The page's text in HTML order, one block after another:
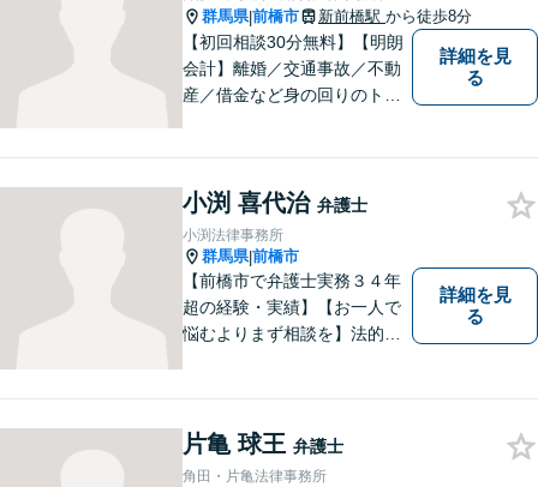
群馬県|前橋市 新前橋駅 から徒歩8分
【初回相談30分無料】【明朗
会計】離婚／交通事故／不動
産／借金など身の回りのトラ
くアドバイスを行い、皆さま
のニーズに沿った迅速な解決
を目指します。
詳細を見
る
小渕 喜代治 弁護士
小渕法律事務所
群馬県|前橋市
【前橋市で弁護士実務３４年
超の経験・実績】【お一人で
悩むよりまず相談を】法的ト
のお手伝いをします。
詳細を見
る
片亀 球王 弁護士
角田・片亀法律事務所